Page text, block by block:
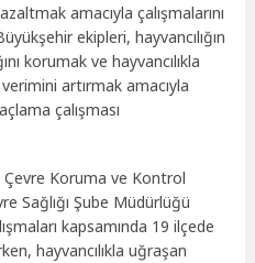
amacıyla çalışmalarını
ekipleri, hayvancılığın
korumak ve hayvancılıkla
artırmak amacıyla
çalışması
Koruma ve Kontrol
Sağlığı Şube Müdürlüğü
kapsamında 19 ilçede
hayvancılıkla uğraşan